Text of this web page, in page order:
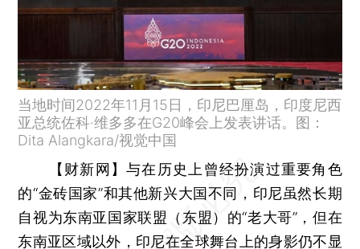
当地时间2022年11月15日，印尼巴厘岛，印度尼西
亚总统佐科·维多多在G20峰会上发表讲话。图：
Dita Alangkara/视觉中国
【财新网】与在历史上曾经扮演过重要角色
的“金砖国家”和其他新兴大国不同，印尼虽然长期
自视为东南亚国家联盟（东盟）的“老大哥”，但在
东南亚区域以外，印尼在全球舞台上的身影仍不显